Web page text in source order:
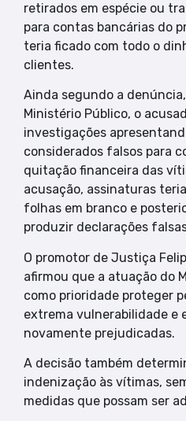
retirados em espécie ou
para contas bancárias do
teria ficado com todo o
clientes.
Ainda segundo a
Ministério Público, o
investigações
considerados falsos para
quitação financeira das
acusação, assinaturas
folhas em branco e
produzir declarações
O promotor de Justiça
afirmou que a atuação do
como prioridade proteger
extrema vulnerabilidade e
novamente prejudicadas.
A decisão também
indenização às vítimas,
medidas que possam ser